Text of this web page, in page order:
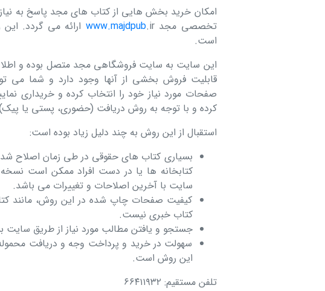
امکان خرید بخش هایی از کتاب های مجد پاسخ به
تخصصی مجد www.majdpub.ir
ارائه می گردد.
است.
این سایت به سایت فروشگاهی مجد متصل بوده و
قابلیت فروش بخشی از آنها وجود دارد و شما می
صفحات مورد نیاز خود را انتخاب کرده و خریداری
کرده و با توجه به روش دریافت (حضوری، پستی یا پیک)
استقبال از این روش به چند دلیل زیاد بوده است:
بسیاری کتاب های حقوقی در طی زمان اصلاح
کتابخانه ها یا در دست افراد ممکن است
سایت با آخرین اصلاحات و تغییرات می باشد.
کیفیت صفحات چاپ شده در این روش، مانند
کتاب خبری نیست.
جستجو و یافتن مطالب مورد نیاز از طریق
سهولت در خرید و پرداخت وجه و دریافت
این روش است.
تلفن مستقیم: ۶۶۴۱۱۹۳۲